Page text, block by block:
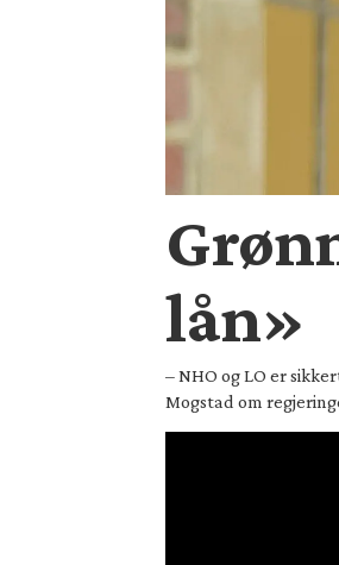
lån»
– NHO og LO er
Mogstad om